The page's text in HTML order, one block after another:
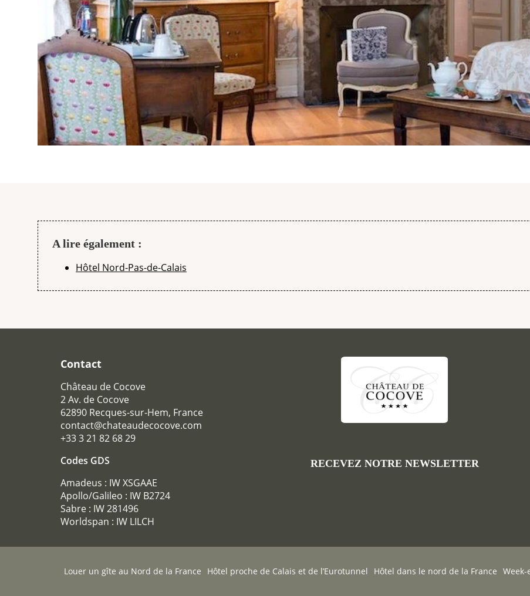
A lire également :
Hôtel Nord-Pas-de-Calais
Contact
Château de Cocove
2 Av. de Cocove
62890 Recques-sur-Hem, France
contact@chateaudecocove.com
+33 3 21 82 68 29
Codes GDS
Amadeus : IW XSGAAE
Apollo/Galileo : IW B2724
Sabre : IW 281496
Worldspan : IW LILCH
RECEVEZ NOTRE NEWSLETTER
Louer un gîte au Nord de la France Hôtel proche de Calais et de l’Eurotunnel Hôtel dans le nord de la France